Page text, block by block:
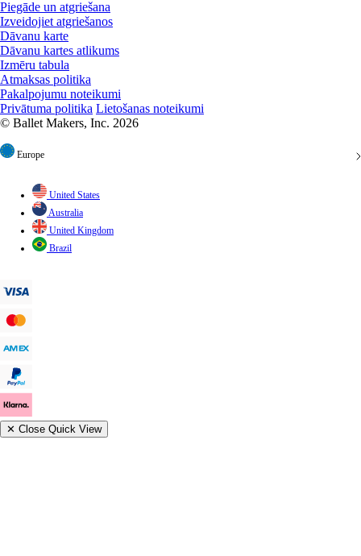
Dāvanu karte
Dāvanu kartes atlikums
Izmēru tabula
Atmaksas politika
Pakalpojumu noteikumi
Privātuma politika Lietošanas noteikumi
© Ballet Makers, Inc. 2026
Australia
United Kingdom
Brazil
✕ Close Quick View